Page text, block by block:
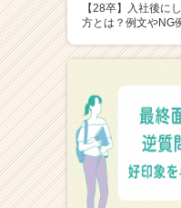
【28卒】入社後に
方とは？例文やNG